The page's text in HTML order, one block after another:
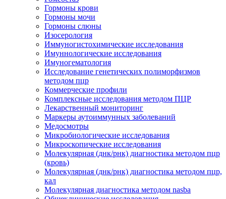
Гормоны крови
Гормоны мочи
Гормоны слюны
Изосерология
Иммуногистохимические исследования
Имуннологические исследования
Имуногематология
Исследование генетических полиморфизмов
методом пцр
Коммерческие профили
Комплексные исследования методом ПЦР
Лекарственный мониторинг
Маркеры аутоиммунных заболеваний
Медосмотры
Микробиологические исследования
Микроскопические исследования
Молекулярная (днк/рнк) диагностика методом пцр
(кровь)
Молекулярная (днк/рнк) диагностика методом пцр,
кал
Молекулярная диагностика методом nasba